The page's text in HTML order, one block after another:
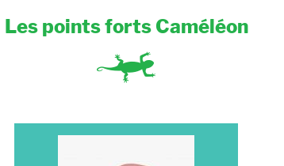
Les points forts Caméléon